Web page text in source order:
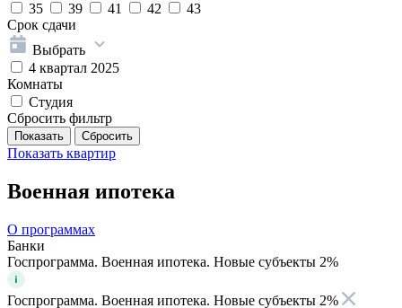
35
39 41 42
43
Срок сдачи
Выбрать
4 квартал 2025
Комнаты
Студия
Сбросить фильтр
Показать квартир
Военная ипотека
О программах
Банки
Госпрограмма. Военная ипотека. Новые субъекты 2%
Госпрограмма. Военная ипотека. Новые субъекты 2%